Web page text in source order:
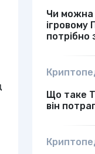
Чи можна
ігровому
потрібно
Що таке
він